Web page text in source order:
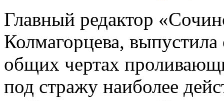
Главный редактор
Колмагорцева,
общих чертах
под стражу наиболее